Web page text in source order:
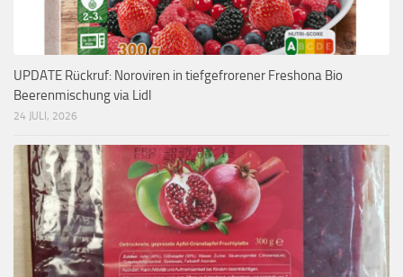
UPDATE Rückruf: Noroviren in tiefgefrorener Freshona Bio
Beerenmischung via Lidl
24 JULI, 2026